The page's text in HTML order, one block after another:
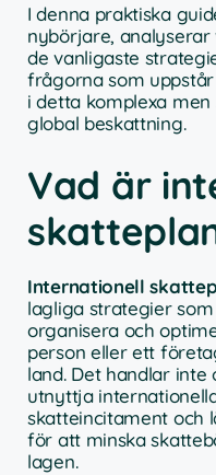
I denna praktiska
nybörjare,
de vanligaste
frågorna som
i detta komplexa
global beskattning.
Vad är
Internationell
lagliga strategier
organisera och
person eller ett
land. Det handlar
utnyttja
skatteincitament och
för att minska
lagen.